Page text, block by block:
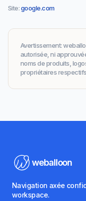
Site:google.com
Avertissement:
autorisée, ni
noms de produits,
propriétaires
weballoon
Navigation axée
workspace.